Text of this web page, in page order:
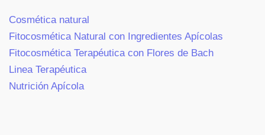
Cosmética natural
Fitocosmética Natural con Ingredientes Apícolas
Fitocosmética Terapéutica con Flores de Bach
Linea Terapéutica
Nutrición Apícola